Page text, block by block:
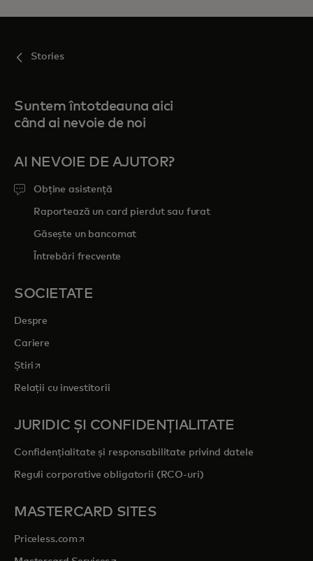
Stories
Suntem întotdeauna aici
când ai nevoie de noi
AI NEVOIE DE AJUTOR?
Obține asistență
Raportează un card pierdut sau furat
Găsește un bancomat
Întrebări frecvente
SOCIETATE
Despre
Cariere
Știri opens in a new tab
Relații cu investitorii
JURIDIC ȘI CONFIDENȚIALITATE
Confidențialitate și responsabilitate privind datele
Reguli corporative obligatorii (RCO-uri)
MASTERCARD SITES
Priceless.com opens in a new tab